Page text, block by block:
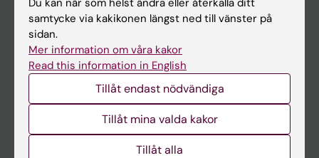
Utbildning
Forskarutbildning
Forskning
samtycke via kakikonen längst ned till vänster på
sidan.
Mer information om våra kakor
Read this information in English
Tillåt endast nödvändiga
Tillåt mina valda kakor
Tillåt alla